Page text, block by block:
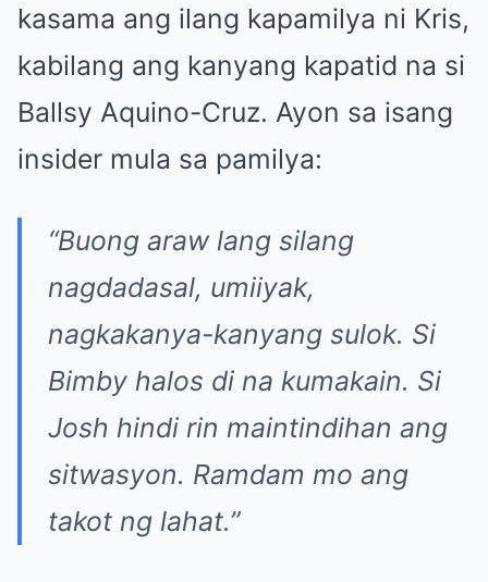
kasama ang ilang kapamilya ni Kris,
kabilang ang kanyang kapatid na si
Ballsy Aquino-Cruz. Ayon sa isang
insider mula sa pamilya:
“Buong araw lang silang
nagdadasal, umiiyak,
nagkakanya-kanyang sulok. Si
Bimby halos di na kumakain. Si
Josh hindi rin maintindihan ang
sitwasyon. Ramdam mo ang
takot ng lahat.”